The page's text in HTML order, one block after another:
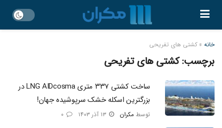
خانه » کشتی های تفریحی
برچسب:کشتی های تفریحی
ساخت کشتی ۳۳۷ متری LNG AIDcosma در
بزرگترین اسکله خشک سرپوشیده جهان!​
توسط مکران